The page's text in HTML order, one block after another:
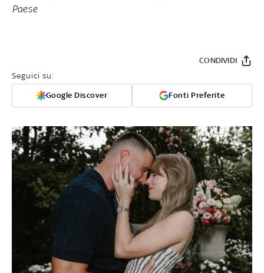
Paese
Seguici su:
Google Discover Fonti Preferite
CONDIVIDI